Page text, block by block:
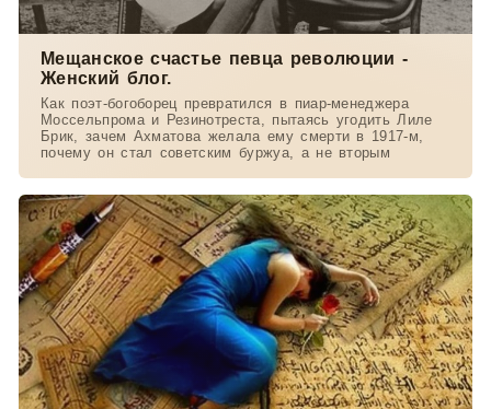
Мещанское счастье певца революции -
Женский блог.
Как поэт-богоборец превратился в пиар-менеджера
Моссельпрома и Резинотреста, пытаясь угодить Лиле
Брик, зачем Ахматова желала ему смерти в 1917-м,
почему он стал советским буржуа, а не вторым